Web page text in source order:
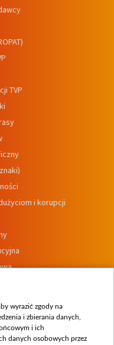
TVP
i korupcji
wyrazić zgody na
i zbierania danych,
i ich
danych osobowych przez